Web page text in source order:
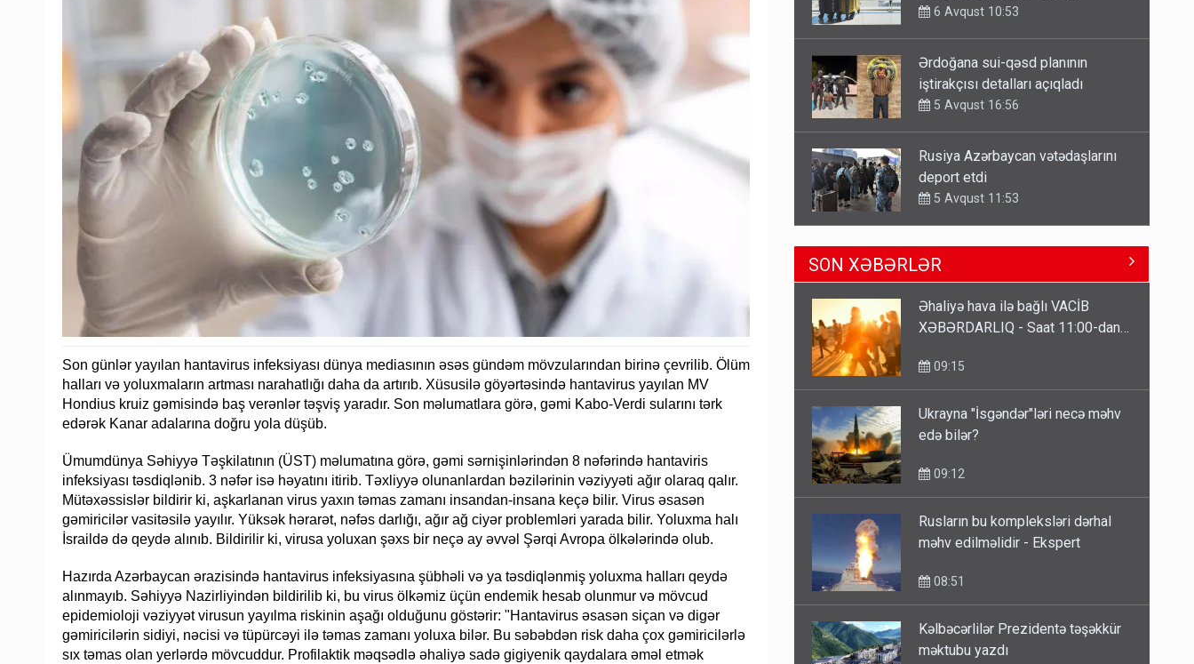
Son günlər yayılan hantavirus infeksiyası dünya mediasının əsəs gündəm mövzularından birinə çevrilib. Ölüm
halları və yoluxmaların artması narahatlığı daha da artırıb. Xüsusilə göyərtəsində hantavirus yayılan MV
Hondius kruiz gəmisində baş verənlər təşviş yaradır. Son məlumatlara görə, gəmi Kabo-Verdi sularını tərk
edərək Kanar adalarına doğru yola düşüb.
Ümumdünya Səhiyyə Təşkilatının (ÜST) məlumatına görə, gəmi sərnişinlərindən 8 nəfərində hantaviris
infeksiyası təsdiqlənib. 3 nəfər isə həyatını itirib. Təxliyyə olunanlardan bəzilərinin vəziyyəti ağır olaraq qalır.
Mütəxəssislər bildirir ki, aşkarlanan virus yaxın təmas zamanı insandan-insana keçə bilir. Virus əsasən
gəmiricilər vasitəsilə yayılır. Yüksək hərarət, nəfəs darlığı, ağır ağ ciyər problemləri yarada bilir. Yoluxma halı
İsraildə də qeydə alınıb. Bildirilir ki, virusa yoluxan şəxs bir neçə ay əvvəl Şərqi Avropa ölkələrində olub.
Hazırda Azərbaycan ərazisində hantavirus infeksiyasına şübhəli və ya təsdiqlənmiş yoluxma halları qeydə
alınmayıb. Səhiyyə Nazirliyindən bildirilib ki, bu virus ölkəmiz üçün endemik hesab olunmur və mövcud
epidemioloji vəziyyət virusun yayılma riskinin aşağı olduğunu göstərir: "Hantavirus əsasən siçan və digər
gəmiricilərin sidiyi, nəcisi və tüpürcəyi ilə təmas zamanı yoluxa bilər. Bu səbəbdən risk daha çox gəmiricilərlə
sıx təmas olan yerlərdə mövcuddur. Profilaktik məqsədlə əhaliyə sadə gigiyenik qaydalara əməl etmək
5 Avqust 16:56
Rusiya Azərbaycan vətədaşlarını
deport etdi
5 Avqust 11:53
Rusiya azərbaycanlı diasporun
obyektini məhv etdi - FOTOLAR
5 Avqust 10:58
Əhaliyə hava ilə bağlı VACİB
XƏBƏRDARLIQ - Saat 11:00-dan…
qaçdı
Bu ölkələrə şəxsiyyət vəsiqəsi ilə
6 Avqust 10:53
SON XƏBƏRLƏR
Əhaliyə hava ilə bağlı VACİB
XƏBƏRDARLIQ - Saat 11:00-dan…
09:15
Ukrayna "İsgəndər"ləri necə məhv
edə bilər?
09:12
Rusların bu kompleksləri dərhal
məhv edilməlidir - Ekspert
08:51
Kəlbəcərlilər Prezidentə təşəkkür
məktubu yazdı